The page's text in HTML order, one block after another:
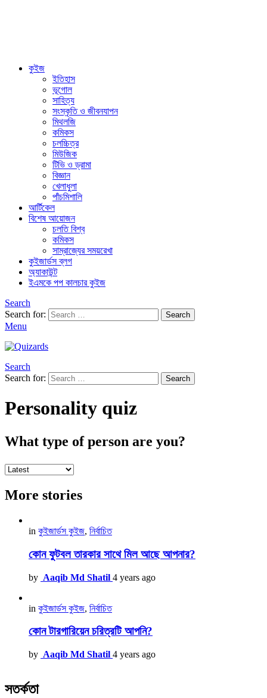
কুইজ
ইতিহাস
ভূগোল
সাহিত্য
সংস্কৃতি ও জীবনযাপন
মিথলজি
কমিকস
চলচ্চিত্র
মিউজিক
টিভি ও ড্রামা
বিজ্ঞান
খেলাধুলা
পাঁচমিশালি
আর্টিকেল
বিশেষ আয়োজন
চলতি বিশ্ব
কমিকস
সাম্রাজ্যের সময়রেখা
কুইজার্ডস ব্লগ
অ্যাকাউন্ট
ইএমকে পপ কালচার কুইজ
Search
Search for:
Search
Menu
Search
Search for:
Search
Personality quiz
What type of person are you?
More stories
in কুইজার্ডস কুইজ, নির্বাচিত
কোন ফুটবল তারকার সাথে মিল আছে আপনার?
by Aaqib Md Shatil 4 years ago
in কুইজার্ডস কুইজ, নির্বাচিত
কোন টারগারিয়েন চরিত্রটি আপনি?
by Aaqib Md Shatil 4 years ago
সতর্কতা